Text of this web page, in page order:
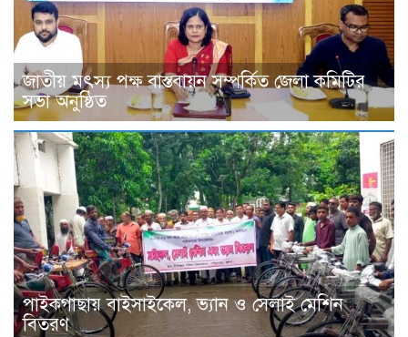
জাতীয় মৎস্য পক্ষ বাস্তবায়ন সম্পর্কিত জেলা কমিটির
সভা অনুষ্ঠিত
পাইকগাছায় বাইসাইকেল, ভ্যান ও সেলাই মেশিন
বিতরণ